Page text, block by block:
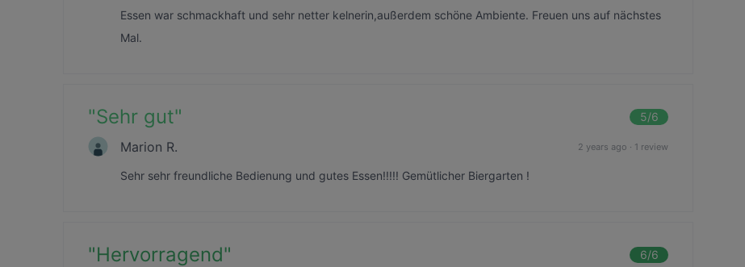
Essen war schmackhaft und sehr netter kelnerin,außerdem schöne Ambiente. Freuen uns auf nächstes
Mal.
"Sehr gut" 5/6
Marion R. 2 years ago · 1 review
Sehr sehr freundliche Bedienung und gutes Essen!!!!! Gemütlicher Biergarten !
"Hervorragend" 6/6